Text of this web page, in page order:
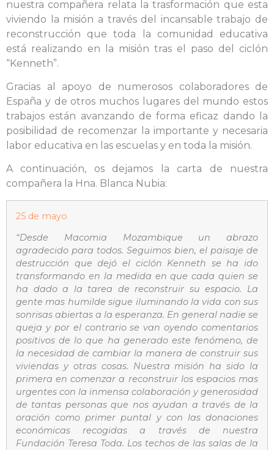
nuestra compañera relata la trasformación que esta
viviendo la misión a través del incansable trabajo de
reconstrucción que toda la comunidad educativa
está realizando en la misión tras el paso del ciclón
“Kenneth”.
Gracias al apoyo de numerosos colaboradores de
España y de otros muchos lugares del mundo estos
trabajos están avanzando de forma eficaz dando la
posibilidad de recomenzar la importante y necesaria
labor educativa en las escuelas y en toda la misión.
A continuación, os dejamos la carta de nuestra
compañera la Hna. Blanca Nubia:
25 de mayo
“Desde Macomia Mozambique un abrazo
agradecido para todos. Seguimos bien, el paisaje de
destrucción que dejó el ciclón Kenneth se ha ido
transformando en la medida en que cada quien se
ha dado a la tarea de reconstruir su espacio. La
gente mas humilde sigue iluminando la vida con sus
sonrisas abiertas a la esperanza. En general nadie se
queja y por el contrario se van oyendo comentarios
positivos de lo que ha generado este fenómeno, de
la necesidad de cambiar la manera de construir sus
viviendas y otras cosas. Nuestra misión ha sido la
primera en comenzar a reconstruir los espacios mas
urgentes con la inmensa colaboración y generosidad
de tantas personas que nos ayudan a través de la
oración como primer puntal y con las donaciones
económicas recogidas a través de nuestra
Fundación Teresa Toda. Los techos de las salas de la